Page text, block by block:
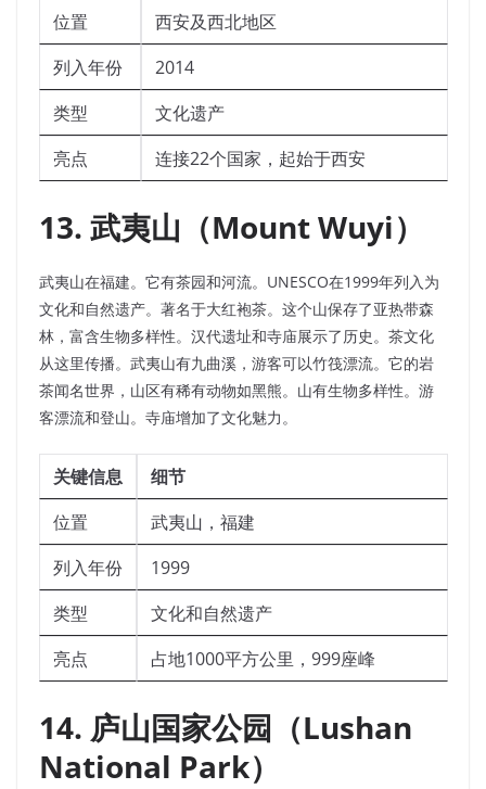
位置
西安及西北地区
列入年份
2014
类型
文化遗产
亮点
连接22个国家，起始于西安
13. 武夷山（Mount Wuyi）
武夷山在福建。它有茶园和河流。UNESCO在1999年列入为
文化和自然遗产。著名于大红袍茶。这个山保存了亚热带森
林，富含生物多样性。汉代遗址和寺庙展示了历史。茶文化
从这里传播。武夷山有九曲溪，游客可以竹筏漂流。它的岩
茶闻名世界，山区有稀有动物如黑熊。山有生物多样性。游
客漂流和登山。寺庙增加了文化魅力。
关键信息
细节
位置
武夷山，福建
列入年份
1999
类型
文化和自然遗产
亮点
占地1000平方公里，999座峰
14. 庐山国家公园（Lushan
National Park）